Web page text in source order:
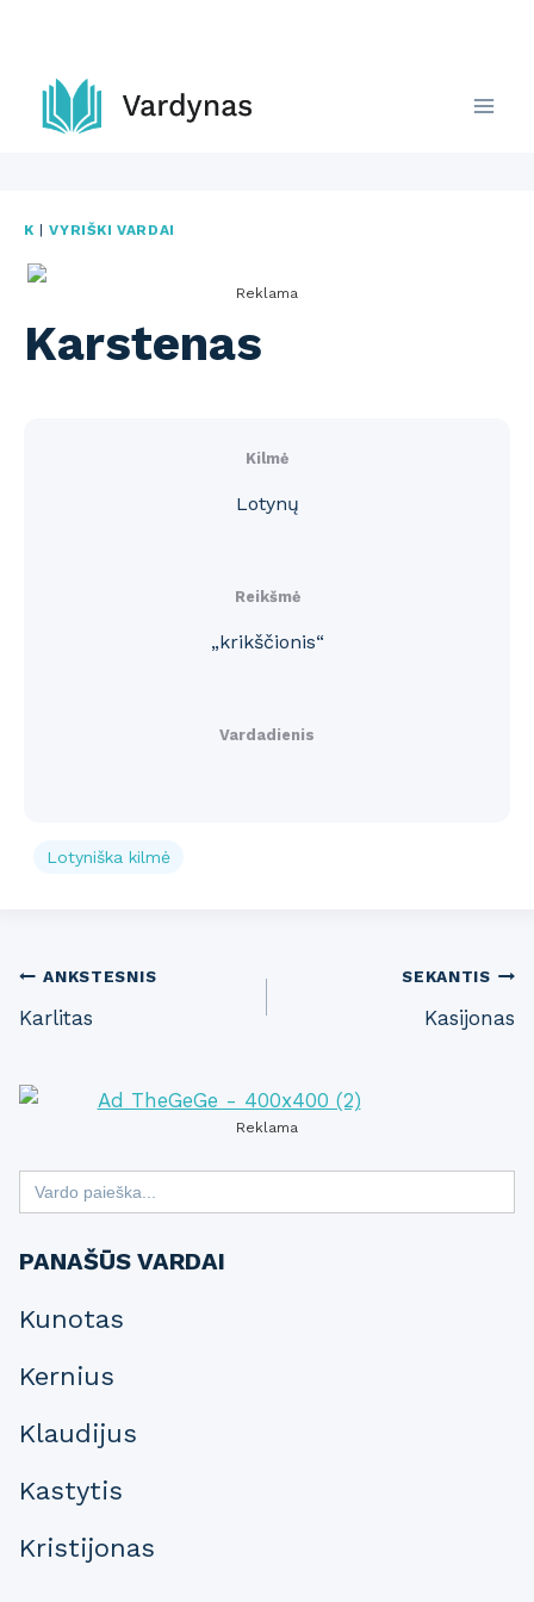
content
K |VYRIŠKI VARDAI
Reklama
Karstenas
Kilmė
Lotynų
Reikšmė
„krikščionis“
Vardadienis
Lotyniška kilmė
Post
navigation
ANKSTESNIS
Karlitas
SEKANTIS
Kasijonas
Reklama
Search
for:
PANAŠŪS VARDAI
Kunotas
Kernius
Klaudijus
Kastytis
Kristijonas